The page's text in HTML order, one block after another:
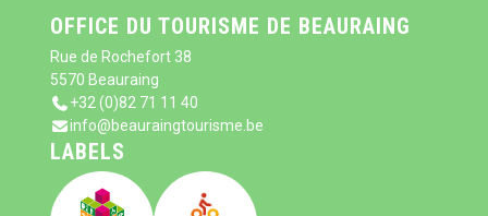
OFFICE DU TOURISME DE BEAURAING
Rue de Rochefort 38
5570 Beauraing
+32 (0)82 71 11 40
info@beauraingtourisme.be
LABELS